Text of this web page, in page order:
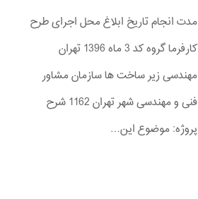
مدت انجام تاریخ ابلاغ محل اجرای طرح
کارفرما گروه کد 3 ماه 1396 تهران
مهندسی زیر ساخت ها سازمان مشاور
فنی و مهندسی شهر تهران 1162 شرح
پروژه: موضوع این…